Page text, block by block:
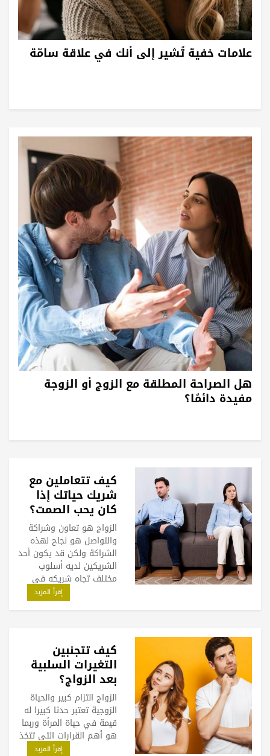
علامات خفية تُشير إلى أنك في علاقة سامّة
هل الصراحة المطلقة مع الزوج أو الزوجة
مفيدة دائمًا؟
كيف تتعاملين مع
شريك حياتك إذا
كان يحب الصمت؟
الزواج هو تعاون وشراكة
والتواصل هو نجاح لهذه
الشراكة ولكن قد يكون أحد
الشريكين لديه أسلوب
مختلف تجاه شريكه في
إقرأ المزيد
كيف تتجنبين
التغيرات السلبية
بعد الزواج؟
الزواج التزام كبير والحياة
الزوجية تعتبر حدثا كبيرا له
قيمة في حياة المرأة وربما
هو أهم القرارات التي تتخذ
إقرأ المزيد